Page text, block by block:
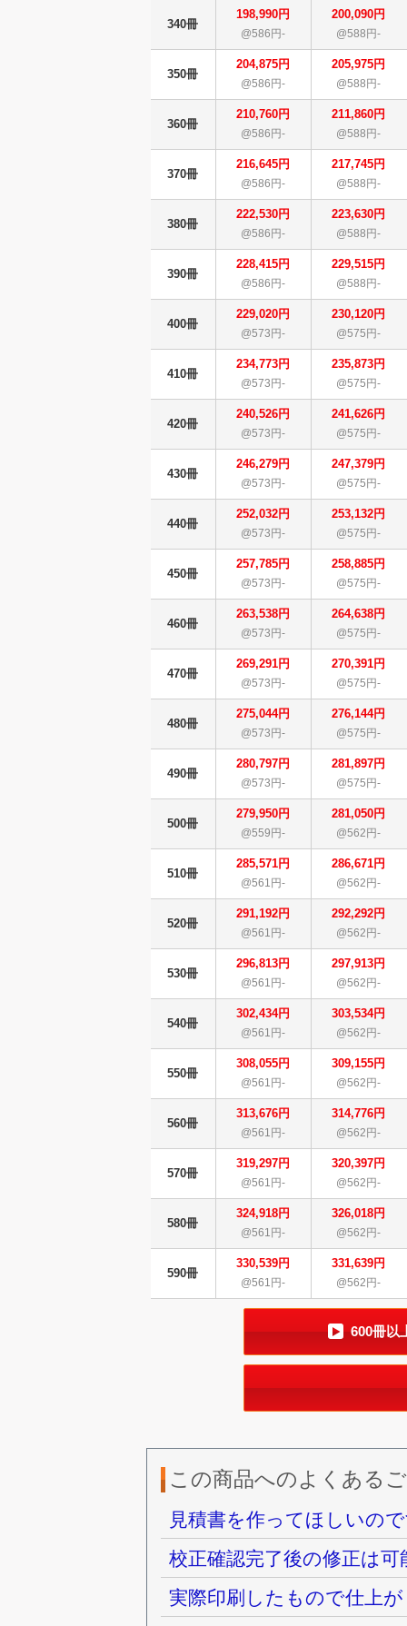
340冊
198,990円
@586円-
200,090円
@588円-
350冊
204,875円
@586円-
205,975円
@588円-
360冊
210,760円
@586円-
211,860円
@588円-
370冊
216,645円
@586円-
217,745円
@588円-
380冊
222,530円
@586円-
223,630円
@588円-
390冊
228,415円
@586円-
229,515円
@588円-
400冊
229,020円
@573円-
230,120円
@575円-
410冊
234,773円
@573円-
235,873円
@575円-
420冊
240,526円
@573円-
241,626円
@575円-
430冊
246,279円
@573円-
247,379円
@575円-
440冊
252,032円
@573円-
253,132円
@575円-
450冊
257,785円
@573円-
258,885円
@575円-
460冊
263,538円
@573円-
264,638円
@575円-
470冊
269,291円
@573円-
270,391円
@575円-
480冊
275,044円
@573円-
276,144円
@575円-
490冊
280,797円
@573円-
281,897円
@575円-
500冊
279,950円
@559円-
281,050円
@562円-
510冊
285,571円
@561円-
286,671円
@562円-
520冊
291,192円
@561円-
292,292円
@562円-
530冊
296,813円
@561円-
297,913円
@562円-
540冊
302,434円
@561円-
303,534円
@562円-
550冊
308,055円
@561円-
309,155円
@562円-
560冊
313,676円
@561円-
314,776円
@562円-
570冊
319,297円
@561円-
320,397円
@562円-
580冊
324,918円
@561円-
326,018円
@562円-
590冊
330,539円
@561円-
331,639円
@562円-
600冊以
この商品へのよくある
見積書を作ってほしいの
校正確認完了後の修正は
実際印刷したもので仕上